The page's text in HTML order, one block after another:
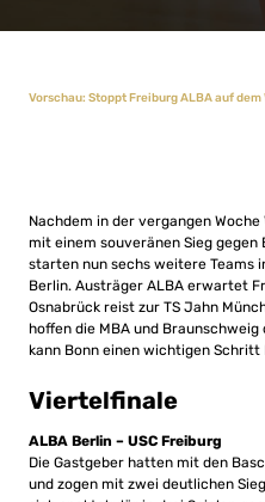
Vorschau: Stoppt Freiburg ALBA auf dem
Nachdem in der vergangen
mit einem souveränen Sieg gegen
starten nun sechs weitere Teams
Berlin. Austräger ALBA erwartet
Osnabrück reist zur TS Jahn
hoffen die MBA und
kann Bonn einen wichtigen
Viertelfinale
ALBA Berlin – USC Freiburg
Die Gastgeber hatten mit den
und zogen mit zwei deutlichen